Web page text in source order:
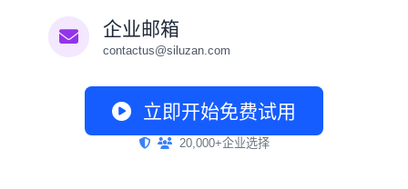
企业邮箱
contactus@siluzan.com
立即开始免费试用
20,000+企业选择